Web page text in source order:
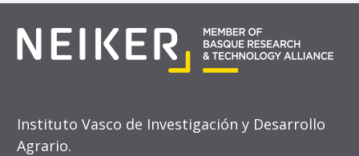
Instituto Vasco de Investigación y Desarrollo
Agrario.